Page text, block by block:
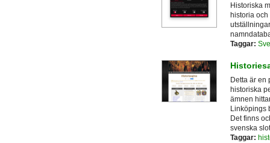
Historiska
historia och
Taggar:
Detta är en
historiska
ämnen
Linköpings
Det finns
svenska
Taggar: